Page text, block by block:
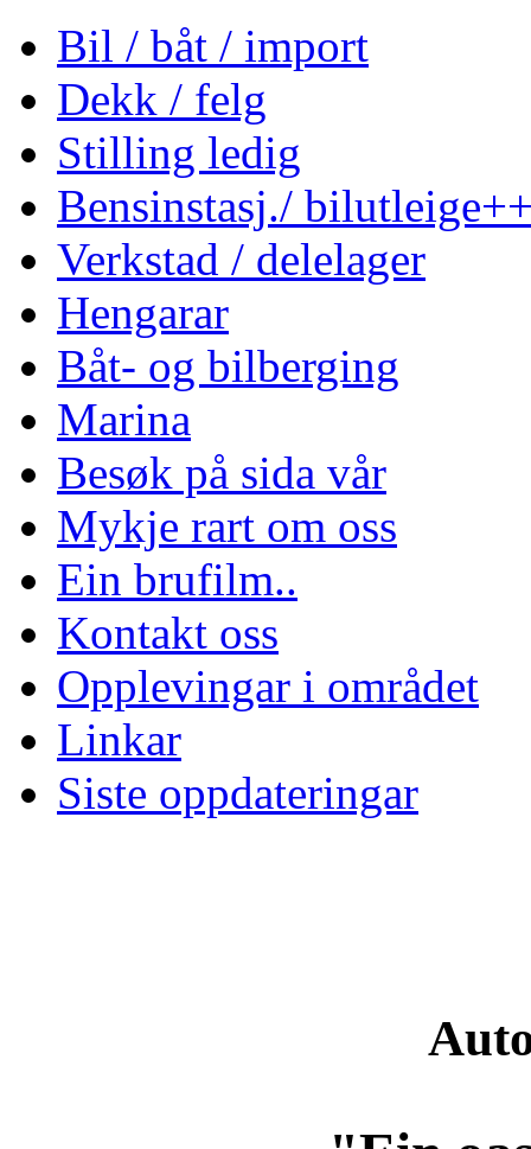
Bil / båt / import
Dekk / felg
Stilling ledig
Bensinstasj./
Verkstad / delelager
Hengarar
Båt- og bilberging
Marina
Besøk på sida vår
Mykje rart om oss
Ein brufilm..
Kontakt oss
Opplevingar i området
Linkar
Siste oppdateringar